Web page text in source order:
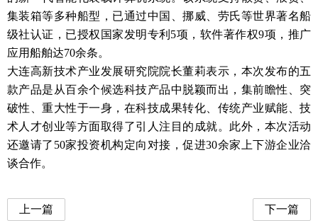
集装箱等多种船型，已通过中国、挪威、劳氏等世界著名船
级社认证，已授权国家发明专利5项，软件著作权9项，推广
应用船舶达70余条。
大连高新技术产业发展研究院院长董莉表示，本次发布的五
款产品是从百余个候选科技产品中脱颖而出，集前瞻性、突
破性、重大性于一身，在科技成果转化、传统产业赋能、技
术人才创业等方面取得了引人注目的成就。此外，本次活动
还邀请了50家投资机构定向对接，促进30余家上下游企业洽
谈合作。
上一篇 下一篇